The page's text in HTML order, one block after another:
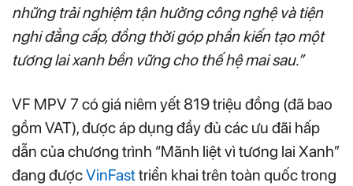
những trải nghiệm tận hưởng công nghệ và tiện
nghi đẳng cấp, đồng thời góp phần kiến tạo một
tương lai xanh bền vững cho thế hệ mai sau.”
VF MPV 7 có giá niêm yết 819 triệu đồng (đã bao
gồm VAT), được áp dụng đầy đủ các ưu đãi hấp
dẫn của chương trình “Mãnh liệt vì tương lai Xanh”
đang đượcVinFasttriển khai trên toàn quốc trong